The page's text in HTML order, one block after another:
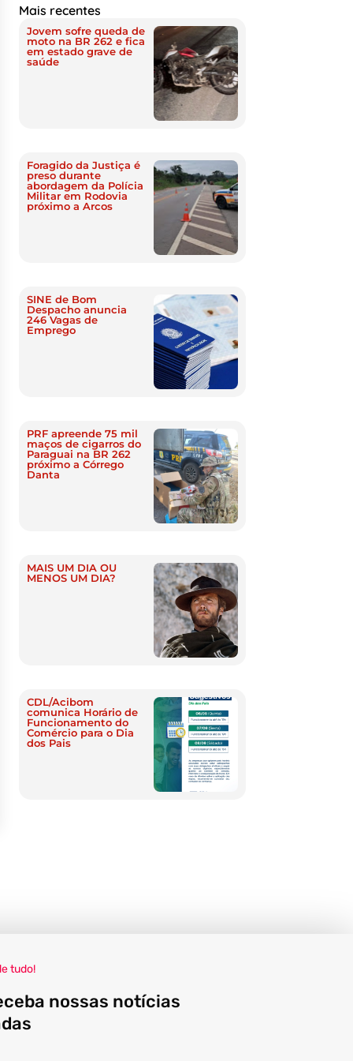
Mais recentes
Jovem sofre queda de
moto na BR 262 e fica
em estado grave de
saúde
Foragido da Justiça é
preso durante
abordagem da Polícia
Militar em Rodovia
próximo a Arcos
SINE de Bom
Despacho anuncia
246 Vagas de
Emprego
PRF apreende 75 mil
maços de cigarros do
Paraguai na BR 262
próximo a Córrego
Danta
MAIS UM DIA OU
MENOS UM DIA?
CDL/Acibom
comunica Horário de
Funcionamento do
Comércio para o Dia
dos Pais
tudo!
nossas notícias